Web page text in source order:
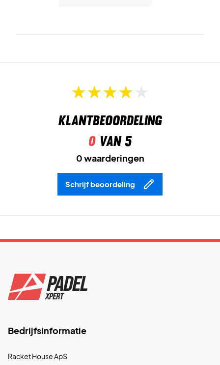
Klantbeoordeling
0van 5
0 waarderingen
Schrijf beoordeling
Bedrijfsinformatie
Racket House ApS